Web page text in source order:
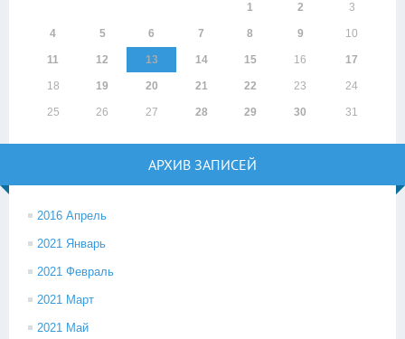
1 2 3
4 5 6 7 8 9 10
11 12 13 14 15 16 17
18 19 20 21 22 23 24
25 26 27 28 29 30 31
АРХИВ ЗАПИСЕЙ
2016 Апрель
2021 Январь
2021 Февраль
2021 Март
2021 Май